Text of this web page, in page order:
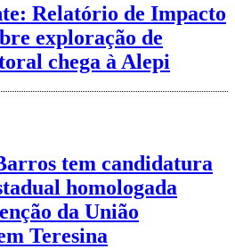
Relatório de Impacto
exploração de
chega à Alepi
tem candidatura
homologada
da União
Teresina